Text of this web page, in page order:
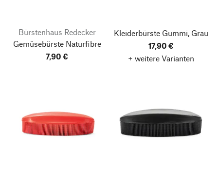
Bürstenhaus Redecker
Gemüsebürste Naturfibre
7,90 €
Kleiderbürste Gummi, Grau
17,90 €
+ weitere Varianten